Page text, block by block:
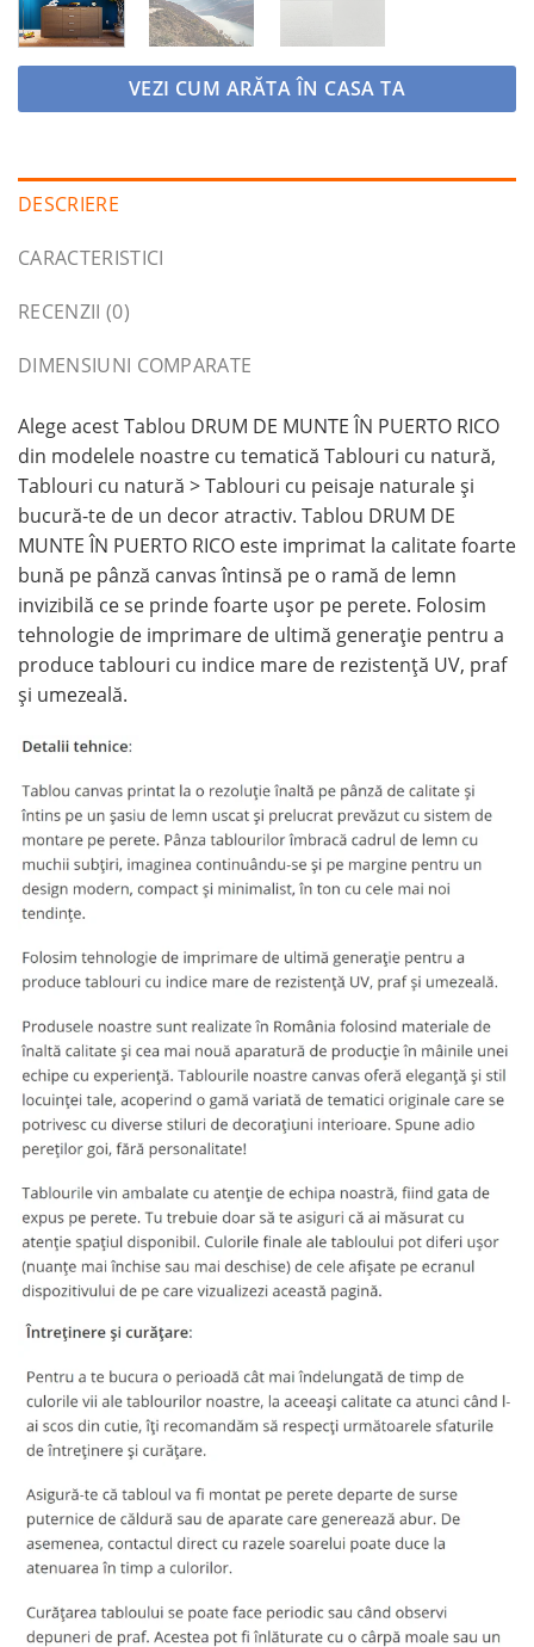
VEZI CUM ARĂTA ÎN CASA TA
DESCRIERE
CARACTERISTICI
RECENZII (0)
DIMENSIUNI COMPARATE
Alege acest Tablou DRUM DE MUNTE ÎN PUERTO RICO
din modelele noastre cu tematică Tablouri cu natură,
Tablouri cu natură > Tablouri cu peisaje naturale și
bucură-te de un decor atractiv. Tablou DRUM DE
MUNTE ÎN PUERTO RICO este imprimat la calitate foarte
bună pe pânză canvas întinsă pe o ramă de lemn
invizibilă ce se prinde foarte ușor pe perete. Folosim
tehnologie de imprimare de ultimă generație pentru a
produce tablouri cu indice mare de rezistență UV, praf
și umezeală.